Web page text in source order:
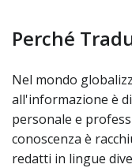
Perché
Nel mondo
all'informazione è
personale e
conoscenza è
redatti in lingue